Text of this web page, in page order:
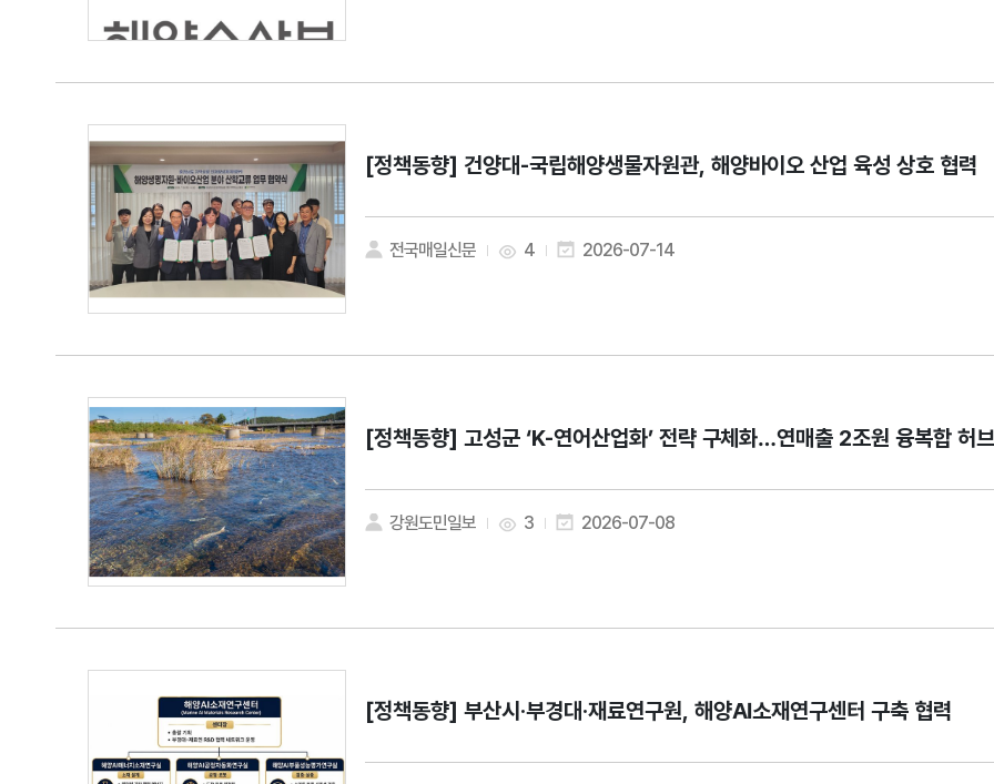
[정책동향] 건양대-국립해양생물자원관, 해양바이오 산업 육성 상호 협력
전국매일신문 4 2026-07-14
[정책동향] 고성군 ‘K-연어산업화’ 전략 구체화…연매출 2조원 융복합 허
강원도민일보 3 2026-07-08
[정책동향] 부산시·부경대·재료연구원, 해양AI소재연구센터 구축 협력